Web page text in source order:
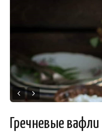
Гречневые вафли